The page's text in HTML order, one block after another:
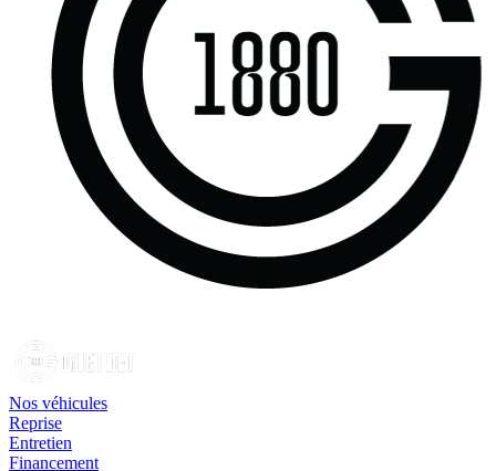
Nos véhicules
Reprise
Entretien
Financement